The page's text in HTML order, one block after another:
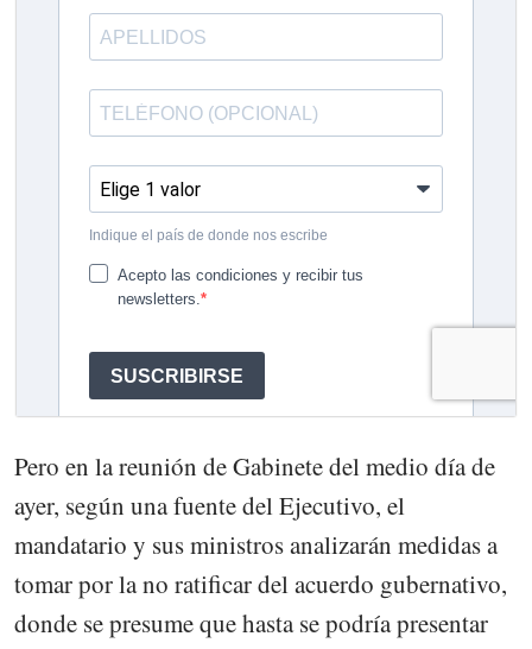
Pero en la reunión de Gabinete del medio día de
ayer, según una fuente del Ejecutivo, el
mandatario y sus ministros analizarán medidas a
tomar por la no ratificar del acuerdo gubernativo,
donde se presume que hasta se podría presentar